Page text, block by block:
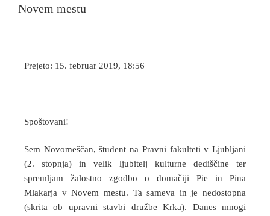
Novem mestu
Prejeto: 15. februar 2019, 18:56
Spoštovani!
Sem Novomeščan, študent na Pravni fakulteti v Ljubljani
(2. stopnja) in velik ljubitelj kulturne dediščine ter
spremljam žalostno zgodbo o domačiji Pie in Pina
Mlakarja v Novem mestu. Ta sameva in je nedostopna
(skrita ob upravni stavbi družbe Krka). Danes mnogi